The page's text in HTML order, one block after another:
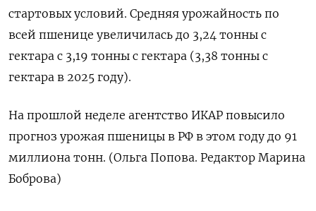
стартовых условий. Средняя урожайность по
всей пшенице увеличилась до 3,24 ​тонны с
гектара ⁠с 3,19 тонны с гектара (3,38 тонны с
гектара ‌в 2025 году).
На прошлой неделе агентство ‌ИКАР повысило
прогноз урожая пшеницы в РФ в этом ​году до 91
миллиона тонн. (Ольга ‌Попова. Редактор Марина
Боброва)